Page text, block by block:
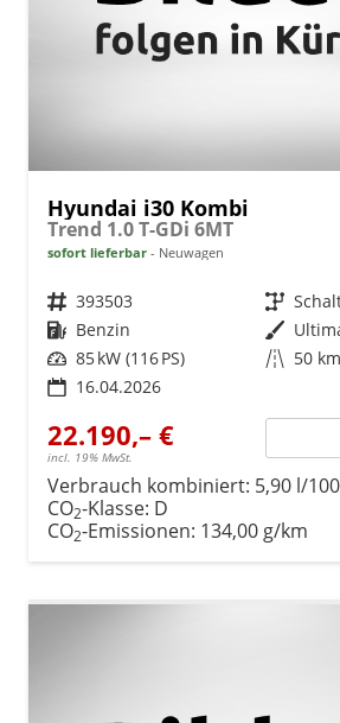
Hyundai i30 Kombi
Trend 1.0 T-GDi 6MT
sofort lieferbar Neuwagen
Fahrzeugnr. 393503 Getriebe
Kraftstoff Benzin Außenfarbe
Leistung 85 kW (116 PS) Kilometerstand 50 km
16.04.2026
22.190,– €
incl. 19% MwSt.
Verbrauch kombiniert: 5,90 l/
CO2-Klasse: D
CO2-Emissionen: 134,00 g/km